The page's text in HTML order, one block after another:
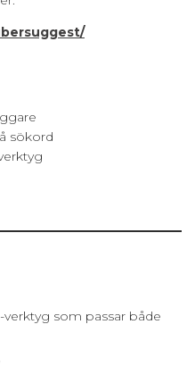
sökord
verktyg som passar både